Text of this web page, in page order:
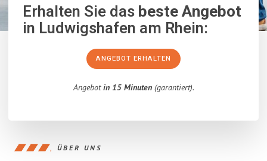
Erhalten Sie dasbeste Angebot
in Ludwigshafen am Rhein:
ANGEBOT ERHALTEN
Angebotin 15 Minuten(garantiert).
ÜBER UNS